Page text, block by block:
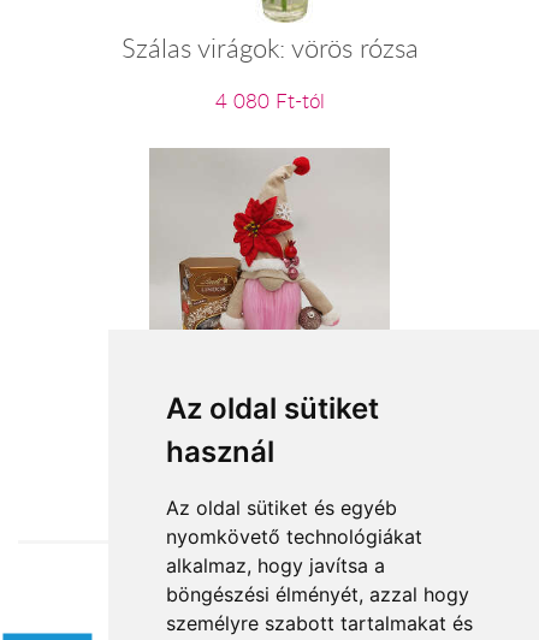
Az oldal sütiket
használ
Az oldal sütiket és egyéb
nyomkövető technológiákat
alkalmaz, hogy javítsa a
böngészési élményét, azzal hogy
személyre szabott tartalmakat és
Szálas virágok: vörös rózsa
4 080 Ft-tól
Karácsonyi manócska
15 040 Ft-tól
Elfogadott fizetési módok